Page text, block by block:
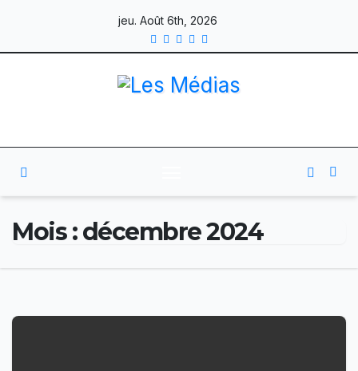
jeu. Août 6th, 2026
Mois :décembre 2024